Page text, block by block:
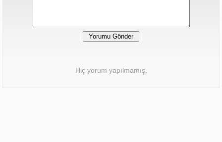
Hiç yorum yapılmamış.